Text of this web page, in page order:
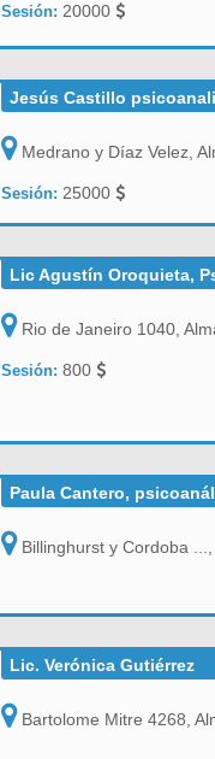
Sesión: 20000
Jesús Castillo
Medrano y Díaz Velez,
Sesión: 25000
Lic Agustín Oroquieta,
Rio de Janeiro 1040,
Sesión: 800
Paula Cantero,
Billinghurst y Cordoba
Lic. Verónica Gutiérrez
Bartolome Mitre 4268,